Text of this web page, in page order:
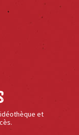
et